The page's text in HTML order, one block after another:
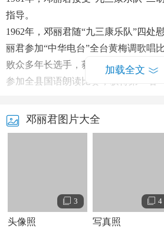
指导。
1962年，邓丽君随“九三康乐队”四处
丽君参加“中华电台”全台黄梅调歌唱
败众多年长选手，获得比赛冠军
参加全县国语朗读比赛，获得第一名
1966年，邓丽君接受台视《艺文夜访
节目，首次于电视节目中表演。
演艺经历
加载全文
邓丽君图片大全
3
头像照
4
写真照